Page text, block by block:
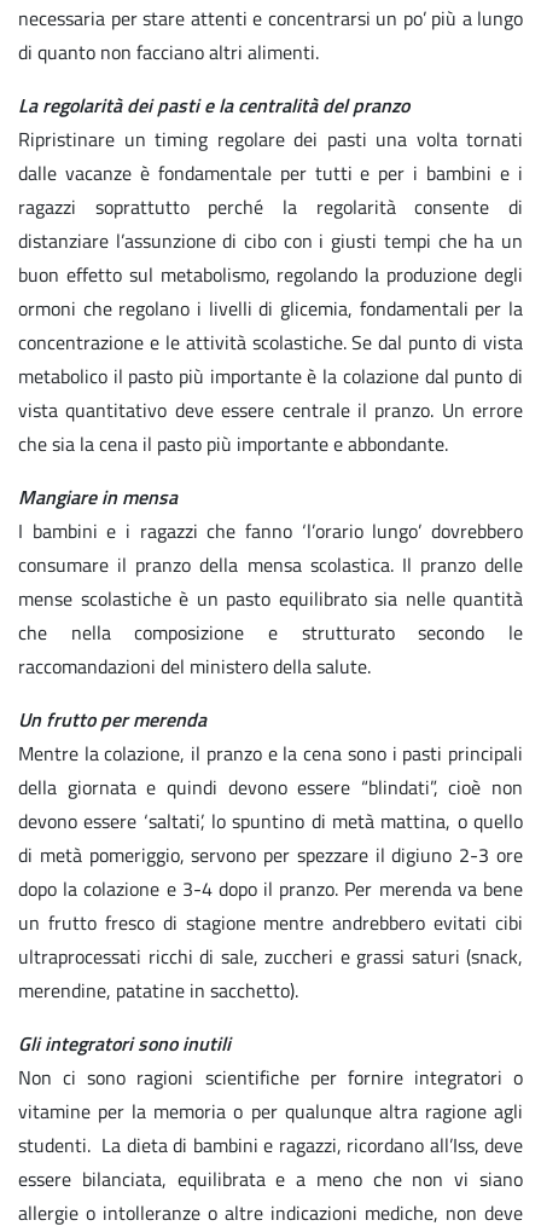
necessaria per stare attenti e concentrarsi un po’ più a lungo
di quanto non facciano altri alimenti.
La regolarità dei pasti e la centralità del pranzo
Ripristinare un timing regolare dei pasti una volta tornati
dalle vacanze è fondamentale per tutti e per i bambini e i
ragazzi soprattutto perché la regolarità consente di
distanziare l’assunzione di cibo con i giusti tempi che ha un
buon effetto sul metabolismo, regolando la produzione degli
ormoni che regolano i livelli di glicemia, fondamentali per la
concentrazione e le attività scolastiche. Se dal punto di vista
metabolico il pasto più importante è la colazione dal punto di
vista quantitativo deve essere centrale il pranzo. Un errore
che sia la cena il pasto più importante e abbondante.
Mangiare in mensa
I bambini e i ragazzi che fanno ‘l’orario lungo’ dovrebbero
consumare il pranzo della mensa scolastica. Il pranzo delle
mense scolastiche è un pasto equilibrato sia nelle quantità
che nella composizione e strutturato secondo le
raccomandazioni del ministero della salute.
Un frutto per merenda
Mentre la colazione, il pranzo e la cena sono i pasti principali
della giornata e quindi devono essere “blindati”, cioè non
devono essere ‘saltati’, lo spuntino di metà mattina, o quello
di metà pomeriggio, servono per spezzare il digiuno 2-3 ore
dopo la colazione e 3-4 dopo il pranzo. Per merenda va bene
un frutto fresco di stagione mentre andrebbero evitati cibi
ultraprocessati ricchi di sale, zuccheri e grassi saturi (snack,
merendine, patatine in sacchetto).
Gli integratori sono inutili
Non ci sono ragioni scientifiche per fornire integratori o
vitamine per la memoria o per qualunque altra ragione agli
studenti. La dieta di bambini e ragazzi, ricordano all’Iss, deve
essere bilanciata, equilibrata e a meno che non vi siano
allergie o intolleranze o altre indicazioni mediche, non deve